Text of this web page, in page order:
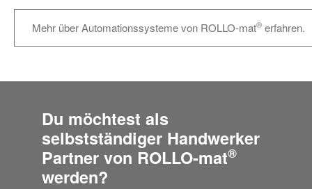
Mehr über Automationssysteme von ROLLO-mat® erfahren.
Du möchtest als
selbstständiger Handwerker
Partner von ROLLO-mat®
werden?